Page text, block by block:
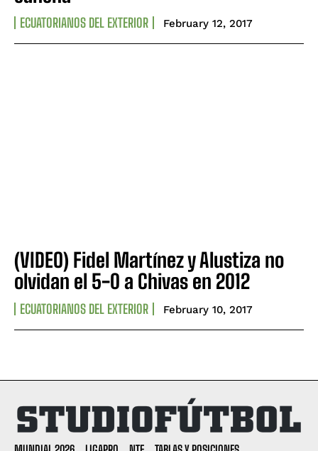
ECUATORIANOS DEL EXTERIOR February 12, 2017
(VIDEO) Fidel Martínez y Alustiza no
olvidan el 5-0 a Chivas en 2012
ECUATORIANOS DEL EXTERIOR February 10, 2017